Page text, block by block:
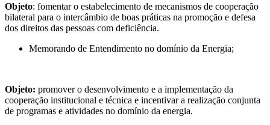
Objeto: fomentar o estabelecimento de mecanismos de cooperação
bilateral para o intercâmbio de boas práticas na promoção e defesa
dos direitos das pessoas com deficiência.
Memorando de Entendimento no domínio da Energia;
Objeto: promover o desenvolvimento e a implementação da
cooperação institucional e técnica e incentivar a realização conjunta
de programas e atividades no domínio da energia.